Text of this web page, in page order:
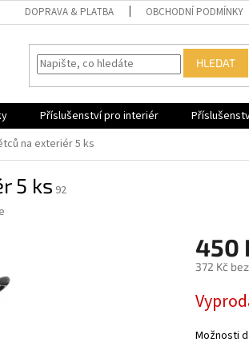
DOPRAVA & PLATBA OBCHODNÍ PODMÍNKY
HLEDAT
Příslušenství pro interiér
na exteriér 5 ks
5 ks 92
450
372 Kč
cena:
Možnosti